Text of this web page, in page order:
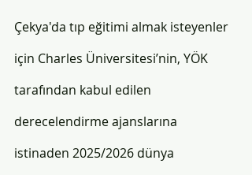
Çekya'da tıp eğitimi almak isteyenler
için Charles Üniversitesi’nin, YÖK
tarafından kabul edilen
derecelendirme ajanslarına
istinaden 2025/2026 dünya